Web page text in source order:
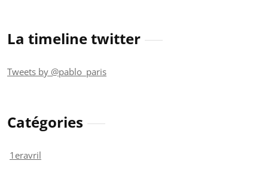
La timeline twitter
Tweets by @pablo_paris
Catégories
1eravril